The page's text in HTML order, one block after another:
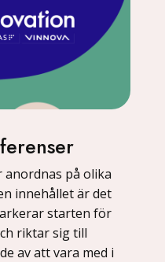
på olika
innehållet är det
starten för
riktar sig till
av att vara med i